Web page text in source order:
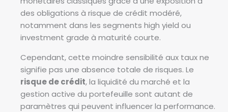
des obligations à risque de crédit modéré,
notamment dans les segments high yield ou
investment grade à maturité courte.
Cependant, cette moindre sensibilité aux taux ne
signifie pas une absence totale de risques. Le
risque de crédit, la liquidité du marché et la
gestion active du portefeuille sont autant de
paramètres qui peuvent influencer la performance.